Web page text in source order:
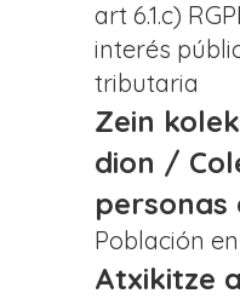
art 6.1.c)
interés
tributaria
Zein
dion /
personas
Población
Atxikitze